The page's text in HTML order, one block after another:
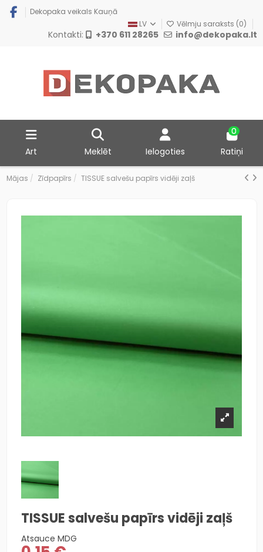
Dekopaka veikals Kauņā
LV
Vēlmju saraksts (0)
Kontakti: +370 611 28265 info@dekopaka.lt
Art Meklēt Ielogoties
0
Ratiņi
Mājas Zīdpapīrs TISSUE salvešu papīrs vidēji zaļš
TISSUE salvešu papīrs vidēji zaļš
Atsauce MDG